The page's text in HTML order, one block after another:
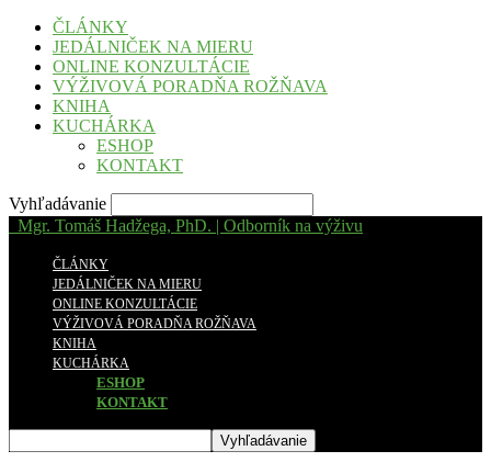
ČLÁNKY
JEDÁLNIČEK NA MIERU
ONLINE KONZULTÁCIE
VÝŽIVOVÁ PORADŇA ROŽŇAVA
KNIHA
KUCHÁRKA
ESHOP
KONTAKT
Vyhľadávanie
Mgr. Tomáš Hadžega, PhD. | Odborník na výživu
ČLÁNKY
JEDÁLNIČEK NA MIERU
ONLINE KONZULTÁCIE
VÝŽIVOVÁ PORADŇA ROŽŇAVA
KNIHA
KUCHÁRKA
ESHOP
KONTAKT